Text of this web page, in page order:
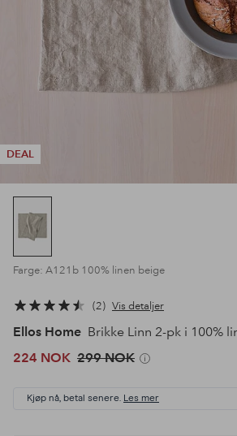
DEAL
Farge: A121b 100% linen beige
2 Vis detaljer
Ellos Home Brikke Linn 2-pk i 100%
224 NOK 299 NOK
Kjøp nå, betal senere. Les mer